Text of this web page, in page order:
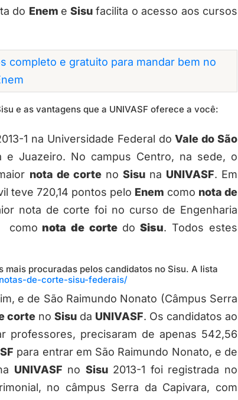
do Enem e Sisufacilita o acesso aos cursos
completo e gratuito para mandar bem no
e as vantagens que a UNIVASF oferece a você:
1 na Universidade Federal do Vale do São
e Juazeiro. No campus Centro, na sede, o
nota de corteno Sisuna UNIVASF. Em
teve 720,14 pontos pelo Enem como nota de
nota de corte foi no curso de Engenharia
como nota de corte do Sisu. Todos estes
mais procuradas pelos candidatos no Sisu. A lista
de-corte-sisu-federais/
e de São Raimundo Nonato (Câmpus Serra
corte no Sisu da UNIVASF. Os candidatos ao
professores, precisaram de apenas 542,56
para entrar em São Raimundo Nonato, e de
UNIVASF no Sisu2013-1 foi registrada no
no câmpus Serra da Capivara, com